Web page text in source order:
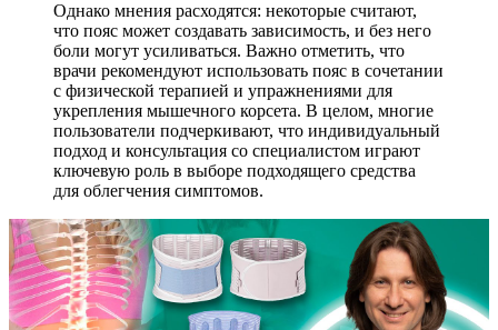
Однако мнения расходятся: некоторые считают,
что пояс может создавать зависимость, и без него
боли могут усиливаться. Важно отметить, что
врачи рекомендуют использовать пояс в сочетании
с физической терапией и упражнениями для
укрепления мышечного корсета. В целом, многие
пользователи подчеркивают, что индивидуальный
подход и консультация со специалистом играют
ключевую роль в выборе подходящего средства
для облегчения симптомов.